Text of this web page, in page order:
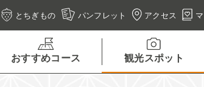
とちぎもの パンフレット アクセス
おすすめコース 観光スポット